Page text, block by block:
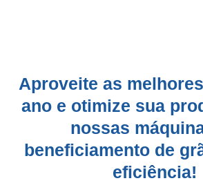
Aproveite as
ano e otimize sua
nossas
beneficiamento de
eficiência!